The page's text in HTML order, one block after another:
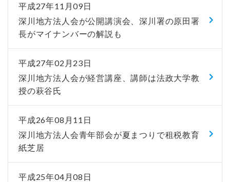
平成27年11月09日
深川地方法人会が公開講演会、深川署の原田署
長がマイナンバーの解説も
平成27年02月23日
深川地方法人会が経営講座、講師は法政大学教
授の萩谷氏
平成26年08月11日
深川地方法人会青年部会が夏まつりで租税教育
紙芝居
平成25年04月08日